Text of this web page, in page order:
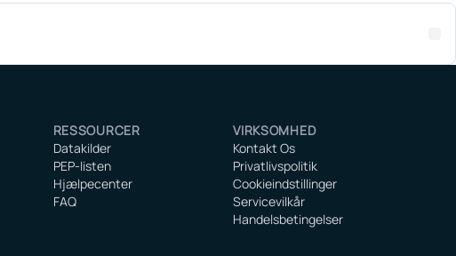
RESSOURCER
Datakilder
PEP-listen
Hjælpecenter
FAQ
VIRKSOMHED
Kontakt Os
Privatlivspolitik
Cookieindstillinger
Servicevilkår
Handelsbetingelser